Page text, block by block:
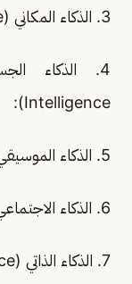
3. الذكاء المكاني (Spatial Intelligence):
Intelligence):
5. الذكاء الموسيقي (Musical Intelligence):
6. الذكاء الاجتماعي (Interpersonal Intelligence):
7. الذكاء الذاتي (Intrapersonal Intelligence):